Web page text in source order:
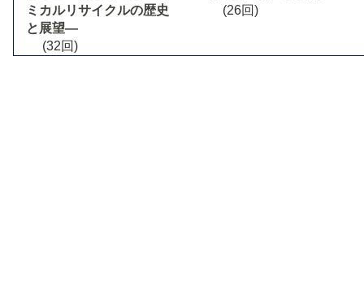
ミカルリサイクルの歴史
と展望―
(32回)
(26回)